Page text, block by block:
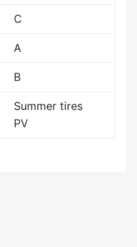
C
A
B
Summer tires
PV